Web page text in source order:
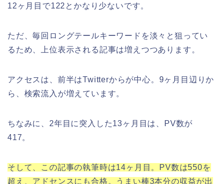
12ヶ月目で122とかなり少ないです。
ただ、毎回ロングテールキーワードを淡々と狙ってい
るため、上位表示される記事は増えつつあります。
アクセスは、前半はTwitterからが中心。9ヶ月目辺りか
ら、検索流入が増えています。
ちなみに、2年目に突入した13ヶ月目は、PV数が
417。
そして、この記事の執筆時は14ヶ月目。PV数は550を
超え、アドセンスにも合格。うまい棒3本分の収益が出